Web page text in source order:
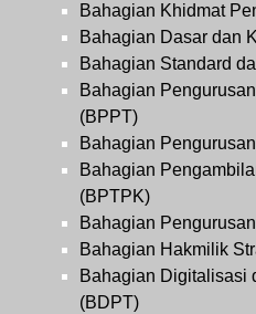
Bahagian Khidmat
Bahagian Dasar dan
Bahagian Standard
Bahagian
(BPPT)
Bahagian
Bahagian
(BPTPK)
Bahagian
Bahagian Hakmilik
Bahagian Digitalisasi
(BDPT)